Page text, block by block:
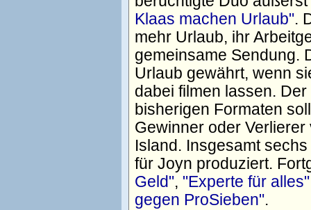
Klaas machen Urlaub".
mehr Urlaub, ihr
gemeinsame Sendung.
Urlaub gewährt, wenn
dabei filmen lassen.
bisherigen Formaten
Gewinner oder
Island. Insgesamt
für Joyn produziert.
Geld", "Experte für alles"
gegen ProSieben".